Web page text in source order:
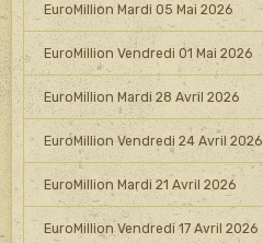
EuroMillion Mardi 05 Mai 2026
EuroMillion Vendredi 01 Mai 2026
EuroMillion Mardi 28 Avril 2026
EuroMillion Vendredi 24 Avril 2026
EuroMillion Mardi 21 Avril 2026
EuroMillion Vendredi 17 Avril 2026